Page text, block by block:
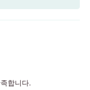
합니다.